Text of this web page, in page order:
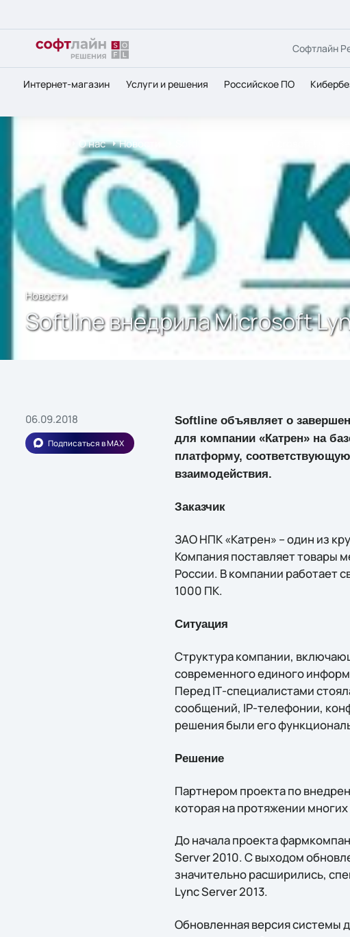
Софтлайн
Интернет-магазин Услуги и решения Российское ПО
О нас Новости
Новости
Softline внедрила Microsoft
06.09.2018
Подписаться в MAX
Softline объявляет о
для компании «Катрен» на
платформу,
взаимодействия.
Заказчик
ЗАО НПК «Катрен» – один из
Компания поставляет товары
России. В компании работает
1000 ПК.
Ситуация
Структура компании,
современного единого
Перед IТ-специалистами
сообщений, IP-телефонии,
решения были его
Решение
Партнером проекта по
которая на протяжении
До начала проекта
Server 2010. С выходом
значительно расширились,
Lync Server 2013.
Обновленная версия системы